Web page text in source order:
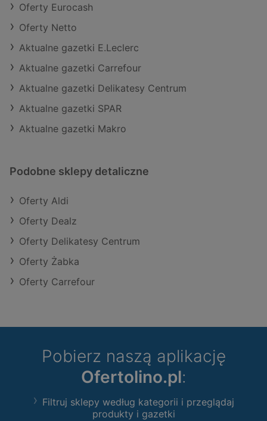
Oferty Eurocash
Oferty Netto
Aktualne gazetki E.Leclerc
Aktualne gazetki Carrefour
Aktualne gazetki Delikatesy Centrum
Aktualne gazetki SPAR
Aktualne gazetki Makro
Podobne sklepy detaliczne
Oferty Aldi
Oferty Dealz
Oferty Delikatesy Centrum
Oferty Żabka
Oferty Carrefour
Pobierz naszą aplikację
Ofertolino.pl:
Filtruj sklepy według kategorii i przeglądaj
produkty i gazetki